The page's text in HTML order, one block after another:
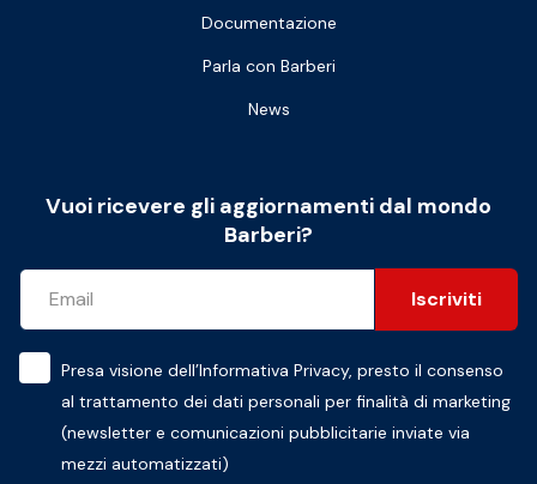
Documentazione
Parla con Barberi
News
Vuoi ricevere gli aggiornamenti dal mondo
Barberi?
Iscriviti
Presa visione dell’Informativa Privacy, presto il consenso
al trattamento dei dati personali per finalità di marketing
(newsletter e comunicazioni pubblicitarie inviate via
mezzi automatizzati)